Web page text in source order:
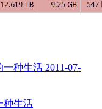
2011-07-
种生活